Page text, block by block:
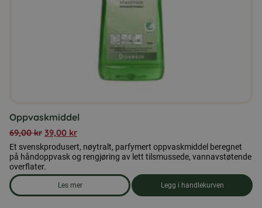
Oppvaskmiddel
69,00kr 39,00 kr
Et svenskprodusert, nøytralt, parfymert oppvaskmiddel beregnet
på håndoppvask og rengjøring av lett tilsmussede, vannavstøtende
overflater.
Les mer
om produkten Oppvaskmiddel
Legg i handlekurven